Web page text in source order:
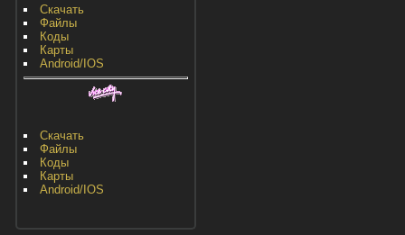
Скачать
Файлы
Коды
Карты
Android/IOS
Скачать
Файлы
Коды
Карты
Android/IOS